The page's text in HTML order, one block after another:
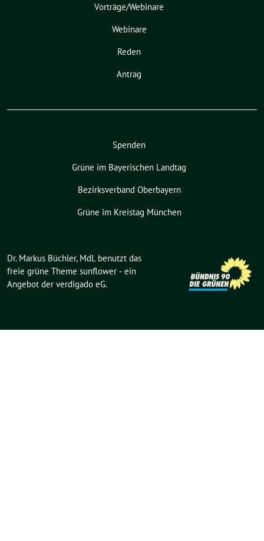
Vorträge/Webinare
Webinare
Reden
Antrag
Spenden
Grüne im Bayerischen Landtag
Bezirksverband Oberbayern
Grüne im Kreistag München
Dr. Markus Büchler, MdL benutzt das
freie grüne Theme sunflower ‐ ein
Angebot der verdigado eG.